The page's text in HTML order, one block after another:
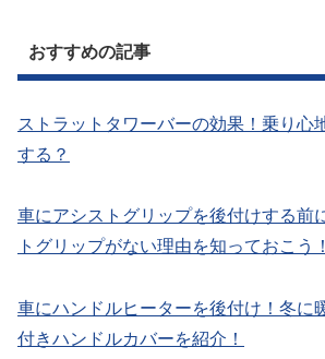
おすすめの記事
ストラットタワーバーの効果！乗り心
する？
車にアシストグリップを後付けする前
トグリップがない理由を知っておこう！
車にハンドルヒーターを後付け！冬に
付きハンドルカバーを紹介！